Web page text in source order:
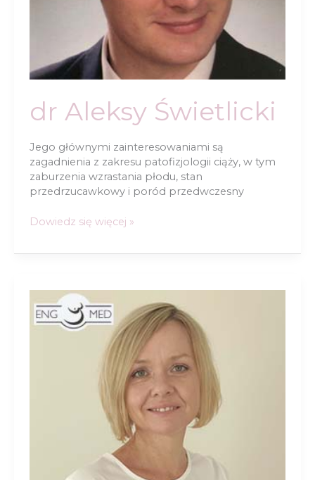
dr Aleksy Świetlicki
Jego głównymi zainteresowaniami są
zagadnienia z zakresu patofizjologii ciąży, w tym
zaburzenia wzrastania płodu, stan
przedrzucawkowy i poród przedwczesny
dr
Świetlicki
Dowiedz się więcej »